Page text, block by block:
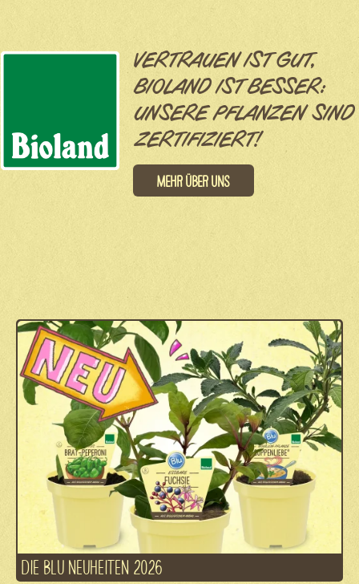
VERTRAUEN IST GUT,
BIOLAND IST BESSER:
UNSERE PFLANZEN SIND
ZERTIFIZIERT!
Mehr über uns
DIE BLU NEUHEITEN 2026